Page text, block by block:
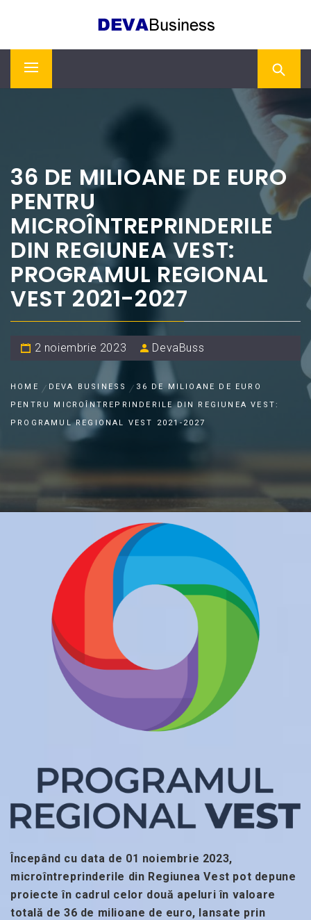
DEVA BUSINESS
Primary
36 DE MILIOANE DE EURO
PENTRU
MICROÎNTREPRINDERILE
DIN REGIUNEA VEST:
PROGRAMUL REGIONAL
VEST 2021-2027
2 noiembrie 2023 DevaBuss
HOME DEVA BUSINESS
36 DE MILIOANE DE EURO
PENTRU MICROÎNTREPRINDERILE DIN REGIUNEA VEST:
PROGRAMUL REGIONAL VEST 2021-2027
Începând cu data de 01 noiembrie 2023,
microîntreprinderile din Regiunea Vest pot depune
proiecte în cadrul celor două apeluri în valoare
totală de 36 de milioane de euro, lansate prin